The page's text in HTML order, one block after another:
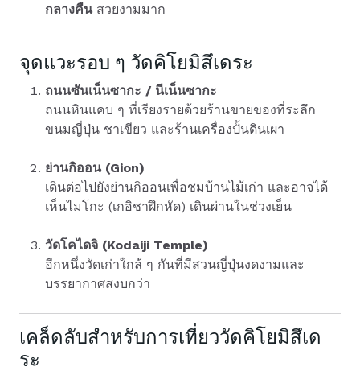
กลางคืนสวยงามมาก
จุดแวะรอบ ๆ วัดคิโยมิสึเดระ
ถนนซันเน็นซากะ / นีเน็นซากะ
ถนนหินแคบ ๆ ที่เรียงรายด้วยร้านขายของที่ระลึก
ขนมญี่ปุ่น ชาเขียว และร้านเครื่องปั้นดินเผา
ย่านกิออน (Gion)
เดินต่อไปยังย่านกิออนเพื่อชมบ้านไม้เก่า และอาจได้
เห็นไมโกะ (เกอิชาฝึกหัด) เดินผ่านในช่วงเย็น
วัดโคไดจิ (Kodaiji Temple)
อีกหนึ่งวัดเก่าใกล้ ๆ กันที่มีสวนญี่ปุ่นงดงามและ
บรรยากาศสงบกว่า
เคล็ดลับสำหรับการเที่ยววัดคิโยมิสึเด
ระ